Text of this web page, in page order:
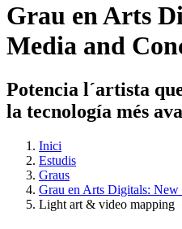
Grau en Arts
Media and
Potencia l´artista
la tecnología més
Inici
Estudis
Graus
Grau en Arts Digitals:
Light art & video mapping